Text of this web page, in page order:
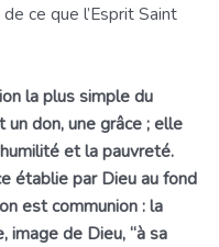
ce que l’Esprit Saint
la plus simple du
un don, une grâce ; elle
et la pauvreté.
établie par Dieu au fond
est communion : la
image de Dieu, “à sa